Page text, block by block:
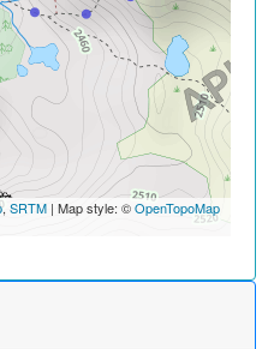
, SRTM | Map style: ©OpenTopoMap